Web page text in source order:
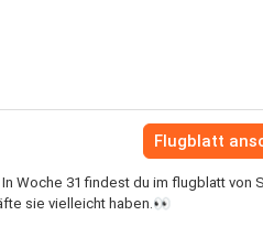
Flugblatt
In Woche 31 findest du im flugblatt von
sie vielleicht haben.👀